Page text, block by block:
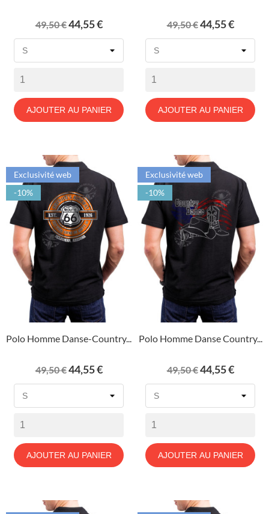
Prix
de
49,50 €Prix
44,55 €
AJOUTER AU PANIER
Prix
de
49,50 €Prix
44,55 €
AJOUTER AU PANIER
Polo Homme Danse-Country...
Prix
de
49,50 €Prix
44,55 €
AJOUTER AU PANIER
Exclusivité web
-10%
Polo Homme Danse Country...
Prix
de
49,50 €Prix
44,55 €
AJOUTER AU PANIER
Exclusivité web
-10%